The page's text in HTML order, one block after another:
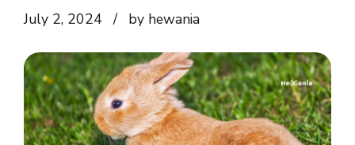
July 2, 2024 by hewania